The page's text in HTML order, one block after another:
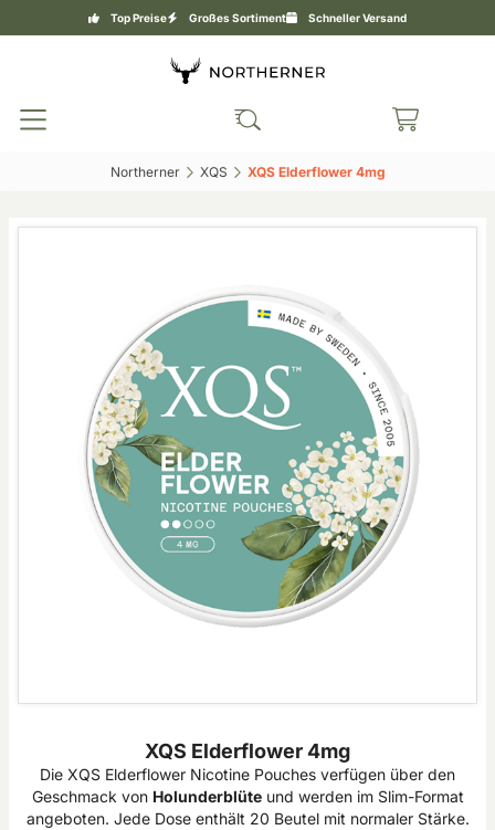
Top Preise Großes Sortiment Schneller Versand
Northerner‎ XQS‎ XQS Elderflower 4mg‎
XQS Elderflower 4mg
Die XQS Elderflower Nicotine Pouches verfügen über den
Geschmack von Holunderblüteund werden im Slim-Format
angeboten. Jede Dose enthält 20 Beutel mit normaler Stärke.